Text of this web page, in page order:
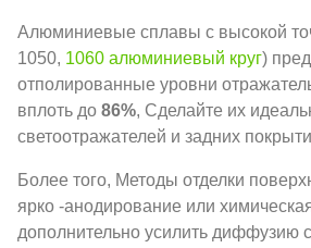
Алюминиевые сплавы с высокой
1050, 1060 алюминиевый круг)
отполированные уровни
вплоть до 86%, Сделайте их
светоотражателей и задних
Более того, Методы отделки
ярко -анодирование или
дополнительно усилить диффузию